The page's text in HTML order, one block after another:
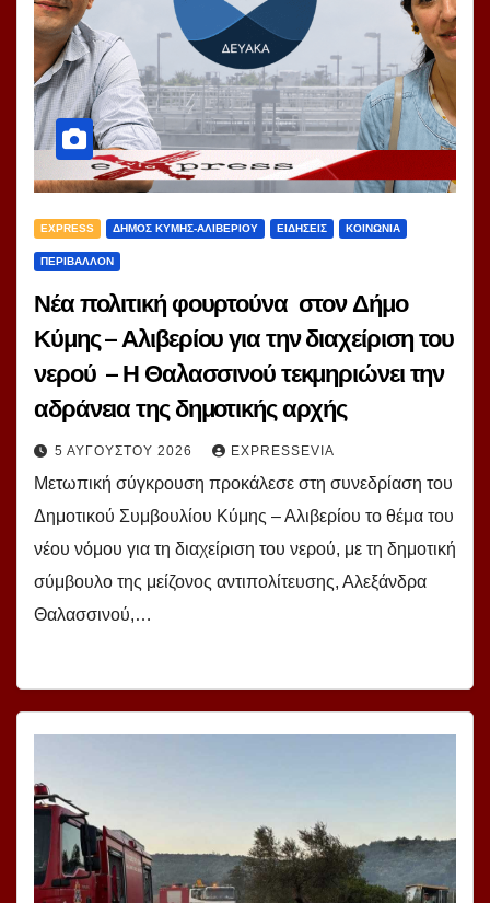
EXPRESS ΔΗΜΟΣ ΚΥΜΗΣ-ΑΛΙΒΕΡΙΟΥ ΕΙΔΗΣΕΙΣ ΚΟΙΝΩΝΙΑ
ΠΕΡΙΒΑΛΛΟΝ
Νέα πολιτική φουρτούνα στον Δήμο
Κύμης – Αλιβερίου για την διαχείριση του
νερού – Η Θαλασσινού τεκμηριώνει την
αδράνεια της δημοτικής αρχής
5 ΑΥΓΟΎΣΤΟΥ 2026 EXPRESSEVIA
Μετωπική σύγκρουση προκάλεσε στη συνεδρίαση του
Δημοτικού Συμβουλίου Κύμης – Αλιβερίου το θέμα του
νέου νόμου για τη διαχείριση του νερού, με τη δημοτική
σύμβουλο της μείζονος αντιπολίτευσης, Αλεξάνδρα
Θαλασσινού,…